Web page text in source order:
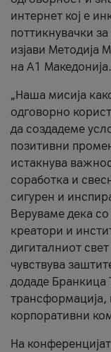
интернет кој е
поттикнувачки
изјави Методија
на А1 Македонија.
„Наша мисија
одговорно
да создадеме
позитивни
истакнува
соработка и
сигурен и
Веруваме дека
креатори и
дигиталниот
чувствува
додаде Бранкица
трансформација,
корпоративни
На